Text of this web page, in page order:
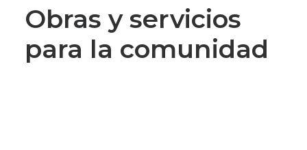
GOBIERNO
HCD
TRÁMITES Y SERVICIOS
Obras y servicios
para la comunidad